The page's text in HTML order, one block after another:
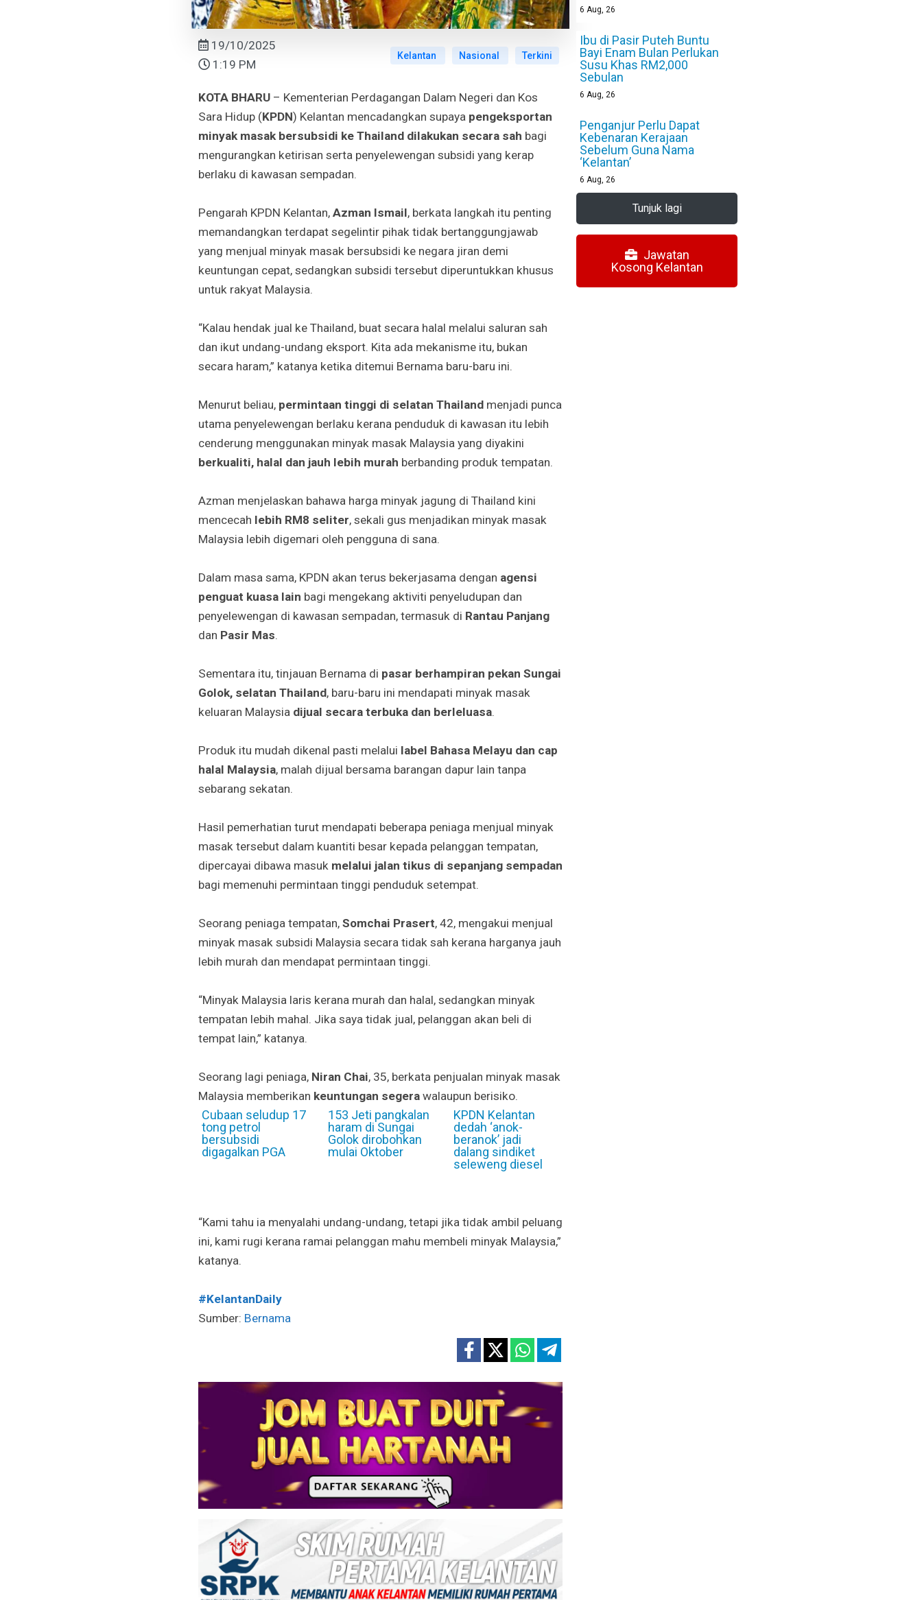
19/10/2025
1:19 PM
Kelantan Nasional Terkini
KOTA BHARU– Kementerian Perdagangan Dalam Negeri dan Kos
Sara Hidup (KPDN) Kelantan mencadangkan supaya pengeksportan
minyak masak bersubsidi ke Thailand dilakukan secara sah bagi
mengurangkan ketirisan serta penyelewengan subsidi yang kerap
berlaku di kawasan sempadan.
Pengarah KPDN Kelantan, Azman Ismail, berkata langkah itu penting
memandangkan terdapat segelintir pihak tidak bertanggungjawab
yang menjual minyak masak bersubsidi ke negara jiran demi
keuntungan cepat, sedangkan subsidi tersebut diperuntukkan khusus
untuk rakyat Malaysia.
“Kalau hendak jual ke Thailand, buat secara halal melalui saluran sah
dan ikut undang-undang eksport. Kita ada mekanisme itu, bukan
secara haram,” katanya ketika ditemui Bernama baru-baru ini.
Menurut beliau, permintaan tinggi di selatan Thailandmenjadi punca
utama penyelewengan berlaku kerana penduduk di kawasan itu lebih
cenderung menggunakan minyak masak Malaysia yang diyakini
berkualiti, halal dan jauh lebih murah berbanding produk tempatan.
Azman menjelaskan bahawa harga minyak jagung di Thailand kini
mencecah lebih RM8 seliter, sekali gus menjadikan minyak masak
Malaysia lebih digemari oleh pengguna di sana.
Dalam masa sama, KPDN akan terus bekerjasama dengan agensi
penguat kuasa lain bagi mengekang aktiviti penyeludupan dan
penyelewengan di kawasan sempadan, termasuk di Rantau Panjang
dan Pasir Mas.
Sementara itu, tinjauan Bernama di pasar berhampiran pekan Sungai
Golok, selatan Thailand, baru-baru ini mendapati minyak masak
keluaran Malaysia dijual secara terbuka dan berleluasa.
Produk itu mudah dikenal pasti melalui label Bahasa Melayu dan cap
halal Malaysia, malah dijual bersama barangan dapur lain tanpa
sebarang sekatan.
Hasil pemerhatian turut mendapati beberapa peniaga menjual minyak
masak tersebut dalam kuantiti besar kepada pelanggan tempatan,
dipercayai dibawa masuk melalui jalan tikus di sepanjang sempadan
bagi memenuhi permintaan tinggi penduduk setempat.
Seorang peniaga tempatan, Somchai Prasert, 42, mengakui menjual
minyak masak subsidi Malaysia secara tidak sah kerana harganya jauh
lebih murah dan mendapat permintaan tinggi.
“Minyak Malaysia laris kerana murah dan halal, sedangkan minyak
tempatan lebih mahal. Jika saya tidak jual, pelanggan akan beli di
tempat lain,” katanya.
Seorang lagi peniaga, Niran Chai, 35, berkata penjualan minyak masak
Malaysia memberikan keuntungan segerawalaupun berisiko.
Cubaan seludup 17
tong petrol
bersubsidi
digagalkan PGA
153 Jeti pangkalan
haram di Sungai
Golok dirobohkan
mulai Oktober
KPDN Kelantan
dedah ‘anok-
beranok’ jadi
dalang sindiket
seleweng diesel
“Kami tahu ia menyalahi undang-undang, tetapi jika tidak ambil peluang
ini, kami rugi kerana ramai pelanggan mahu membeli minyak Malaysia,”
katanya.
#KelantanDaily
Sumber: Bernama
6 Aug, 26
Ibu di Pasir Puteh Buntu
Bayi Enam Bulan Perlukan
Susu Khas RM2,000
Sebulan
6 Aug, 26
Penganjur Perlu Dapat
Kebenaran Kerajaan
Sebelum Guna Nama
‘Kelantan’
6 Aug, 26
Tunjuk lagi
Jawatan
Kosong Kelantan